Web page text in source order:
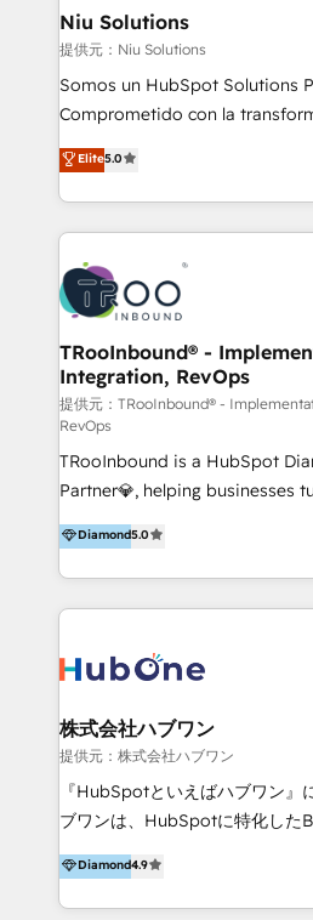
uniendo visión estratégica y
generar resultados medibles. Apoyamos a empresas
de construcción, educación,
commerce, salud, financieras,
tomar decisiones basadas en datos. 🌎
5+ años como partner HubSpot
LATAM 2025 🏆 Impulsamos crecimiento con CRM +
IA en múltiples industrias. 👉
Niu Solutions
提供元：Niu Solutions
Somos un HubSpot Solutions
Comprometido con la
procesos comerciales de las
Latinoamérica, con un enfoque
y Servicio al Cliente. Somos un equipo de trabajo
multidisciplinario de alto
conocimiento y experiencia
Optimizar la eficiencia
clientes 2. Mejorar la
Asegurar resultados medibles Nos especializamos
en bancos, seguros, e-commerce,
Inmobiliarios y Empresas
Productos
Elite5.0
TRooInbound® -
Integration, RevOps
提供元：TRooInbound® -
RevOps
TRooInbound is a HubSpot
Partner💎, helping businesses
scalable growth engine. We work with startups, mid-
market, and enterprise teams
HubSpot’s full potential
Management & Optimization
Brand Development, Growth
Integrations 💎Go-To-Market
Account-Based Marketing
Conversion-Focused Websites With a 5.0⭐average
rating and 140+ verified client
businesses globally for
client satisfaction. With deep HubSpot expertise and
Diamond5.0
株式会社ハブワン
提供元：株式会社ハブワン
『HubSpotといえばハブワン』に
ブワンは、HubSpotに特化した
ーコードCMS構築、CRM／MA／
システムAPI連携・開発、営業定
クセス体制の設計まで、ワンス
Diamond4.9